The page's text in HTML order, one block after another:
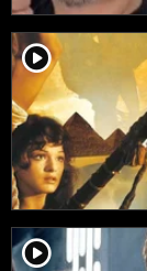
player2
player2